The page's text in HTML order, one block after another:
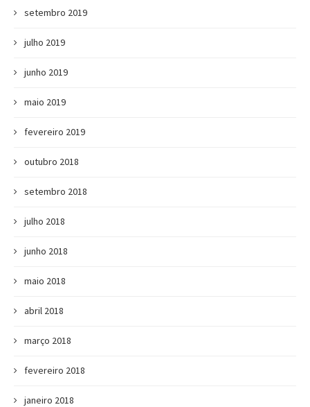
setembro 2019
julho 2019
junho 2019
maio 2019
fevereiro 2019
outubro 2018
setembro 2018
julho 2018
junho 2018
maio 2018
abril 2018
março 2018
fevereiro 2018
janeiro 2018